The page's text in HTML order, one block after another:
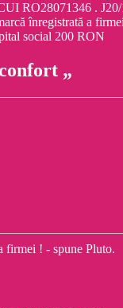
RO28071346 .
înregistrată a
social 200 RON
„
firmei ! - spune Pluto.